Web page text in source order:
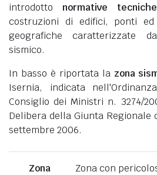
introdotto normative tecniche
costruzioni di edifici, ponti
geografiche caratterizzate
sismico.
In basso è riportata la zona
Isernia, indicata
Consiglio dei Ministri n. 3274/
Delibera della Giunta Regionale
settembre 2006.
Zona
Zona con